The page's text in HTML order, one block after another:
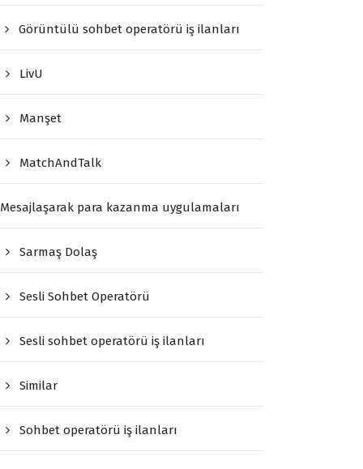
Görüntülü sohbet operatörü iş ilanları
LivU
Manşet
MatchAndTalk
Mesajlaşarak para kazanma uygulamaları
Sarmaş Dolaş
Sesli Sohbet Operatörü
Sesli sohbet operatörü iş ilanları
Similar
Sohbet operatörü iş ilanları